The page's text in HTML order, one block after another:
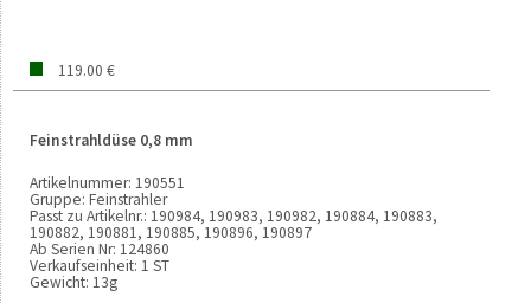
119.00 €
Feinstrahldüse 0,8 mm
Artikelnummer: 190551
Gruppe: Feinstrahler
Passt zu Artikelnr.: 190984, 190983, 190982, 190884, 190883,
190882, 190881, 190885, 190896, 190897
Ab Serien Nr: 124860
Verkaufseinheit: 1 ST
Gewicht: 13g